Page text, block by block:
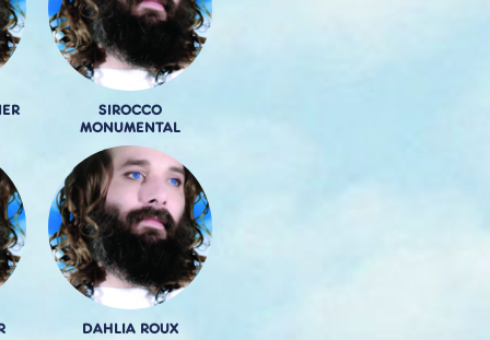
SIROCCO
MONUMENTAL
DAHLIA ROUX